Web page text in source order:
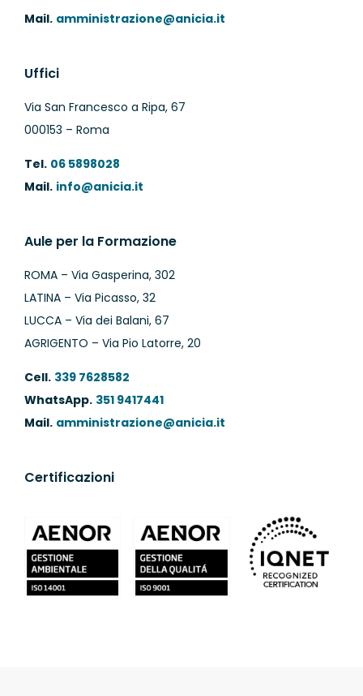
Mail. amministrazione@anicia.it
Uffici
Via San Francesco a Ripa, 67
000153 – Roma
Tel. 06 5898028
Mail. info@anicia.it
Aule per la Formazione
ROMA – Via Gasperina, 302
LATINA – Via Picasso, 32
LUCCA – Via dei Balani, 67
AGRIGENTO – Via Pio Latorre, 20
Cell. 339 7628582
WhatsApp. 351 9417441
Mail. amministrazione@anicia.it
Certificazioni